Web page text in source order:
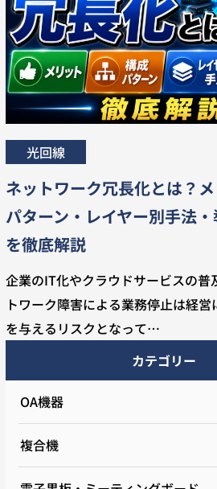
カテゴリー
OA機器
複合機
光回線
ネットワーク冗長化とは？
パターン・レイヤー別手法
を徹底解説
企業のIT化やクラウドサービスの普
トワーク障害による業務停止は経
を与えるリスクとなって…